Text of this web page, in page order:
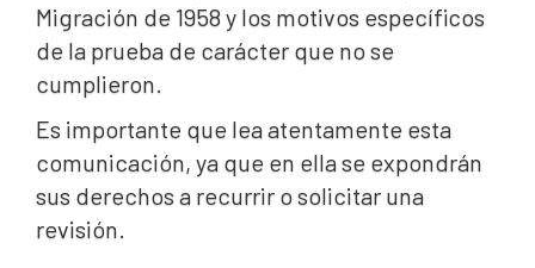
Migración de 1958 y los motivos específicos
de la prueba de carácter que no se
cumplieron.
Es importante que lea atentamente esta
comunicación, ya que en ella se expondrán
sus derechos a recurrir o solicitar una
revisión.